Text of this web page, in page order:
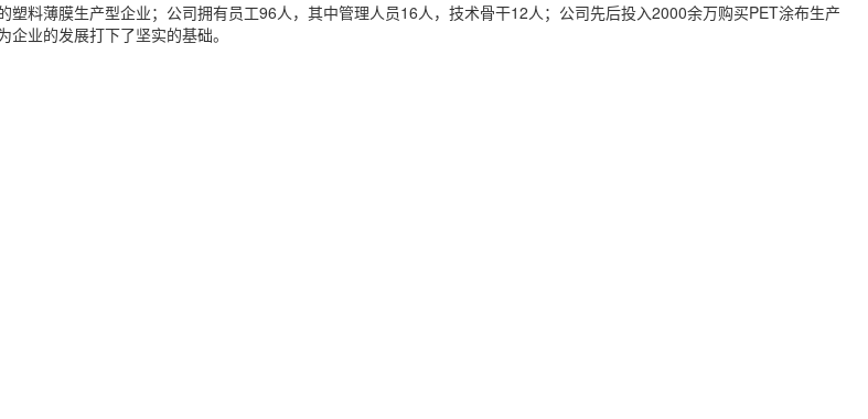
料薄膜生产型企业；公司拥有员工96人，其中管理人员16人，技术骨干12人；公司先后投入2000余万购买PET涂布生产
业的发展打下了坚实的基础。